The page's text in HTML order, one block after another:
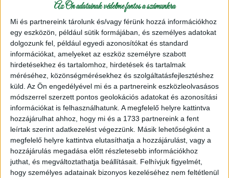
Az Ön adatainak védelme fontos a számunkra
Mi és partnereink tárolunk és/vagy férünk hozzá információkhoz
egy eszközön, például sütik formájában, és személyes adatokat
dolgozunk fel, például egyedi azonosítókat és standard
információkat, amelyeket az eszköz személyre szabott
hirdetésekhez és tartalomhoz, hirdetések és tartalmak
méréséhez, közönségmérésekhez és szolgáltatásfejlesztéshez
küld. Az Ön engedélyével mi és a partnereink eszközleolvasásos
módszerrel szerzett pontos geolokációs adatokat és azonosítási
információkat is felhasználhatunk. A megfelelő helyre kattintva
hozzájárulhat ahhoz, hogy mi és a 1733 partnereink a fent
leírtak szerint adatkezelést végezzünk. Másik lehetőségként a
megfelelő helyre kattintva elutasíthatja a hozzájárulást, vagy a
hozzájárulás megadása előtt részletesebb információkhoz
juthat, és megváltoztathatja beállításait. Felhívjuk figyelmét,
hogy személyes adatainak bizonyos kezeléséhez nem feltétlenül